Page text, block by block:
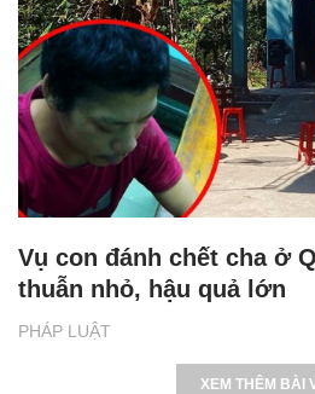
PHÁP LUẬT
Vụ con đánh chết cha ở
thuẫn nhỏ, hậu quả lớn
XEM THÊM BÀI